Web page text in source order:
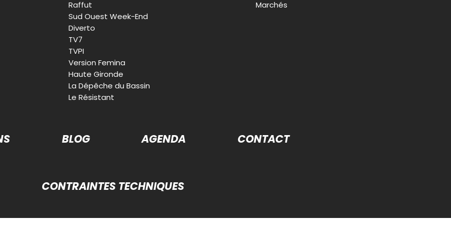
Raffut
Sud Ouest Week-End
Diverto
TV7
TVPI
Version Femina
Haute Gironde
La Dépêche du Bassin
Le Résistant
Marchés
BLOG AGENDA CONTACT
CONTRAINTES TECHNIQUES